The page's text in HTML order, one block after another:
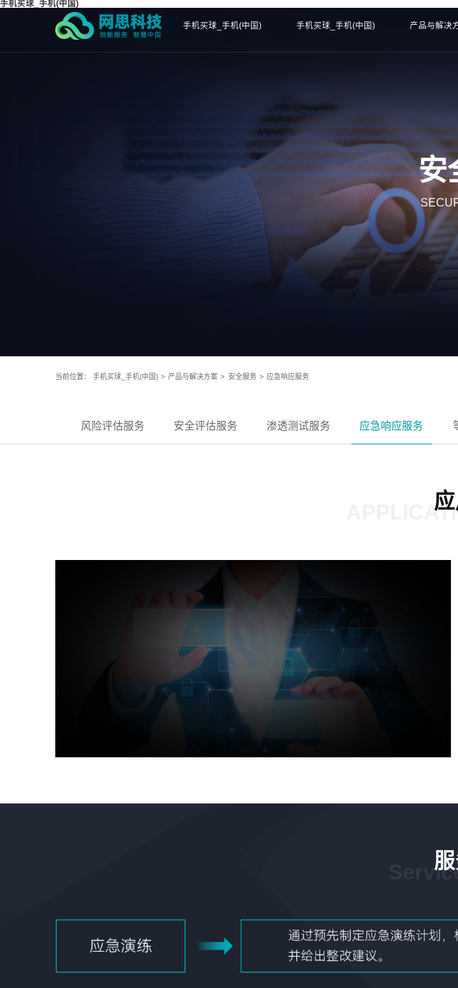
手机买球_手机(中国)
手机买球_手机(中国) 手机买球_手机(中国) 产品与解决
安
当前位置： 手机买球_手机(中国) > 产品与解决方案 > 安全服务 > 应急响应服务
风险评估服务 安全评估服务 渗透测试服务 应急响应服务